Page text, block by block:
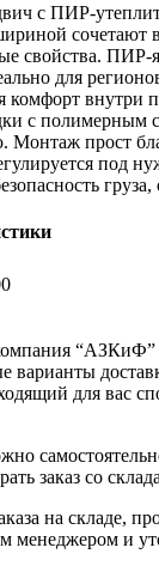
с ПИР-
сочетают в
свойства. ПИР-
для
комфорт внутри
с полимерным
Монтаж прост
под
“АЗКиФ”
варианты
для вас
заказ со
на складе,
менеджером и